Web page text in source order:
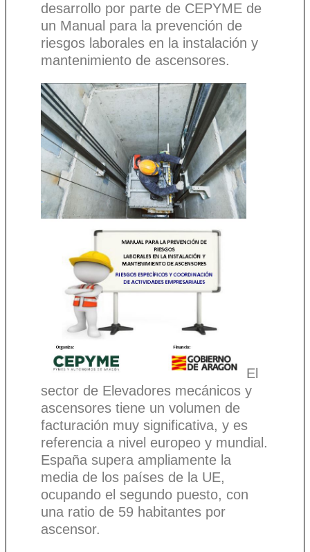
desarrollo por parte de CEPYME de
un Manual para la prevención de
riesgos laborales en la instalación y
mantenimiento de ascensores.
El
sector de Elevadores mecánicos y
ascensores tiene un volumen de
facturación muy significativa, y es
referencia a nivel europeo y mundial.
España supera ampliamente la
media de los países de la UE,
ocupando el segundo puesto, con
una ratio de 59 habitantes por
ascensor.